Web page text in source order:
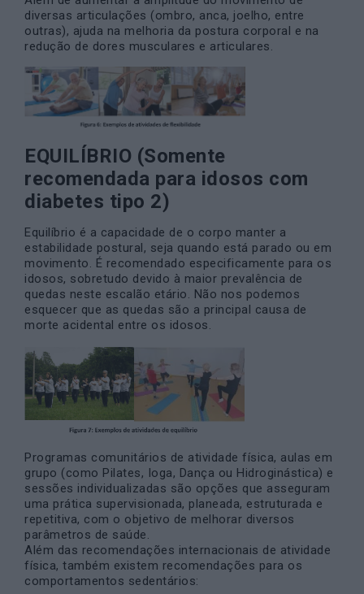
diversas articulações (ombro, anca, joelho, entre
outras), ajuda na melhoria da postura corporal e na
redução de dores musculares e articulares.
EQUILÍBRIO (Somente
recomendada para idosos com
diabetes tipo 2)
Equilíbrio é a capacidade de o corpo manter a
estabilidade postural, seja quando está parado ou em
movimento. É recomendado especificamente para os
idosos, sobretudo devido à maior prevalência de
quedas neste escalão etário. Não nos podemos
esquecer que as quedas são a principal causa de
morte acidental entre os idosos.
Programas comunitários de atividade física, aulas em
grupo (como Pilates, Ioga, Dança ou Hidroginástica) e
sessões individualizadas são opções que asseguram
uma prática supervisionada, planeada, estruturada e
repetitiva, com o objetivo de melhorar diversos
parâmetros de saúde.
Além das recomendações internacionais de atividade
física, também existem recomendações para os
comportamentos sedentários: